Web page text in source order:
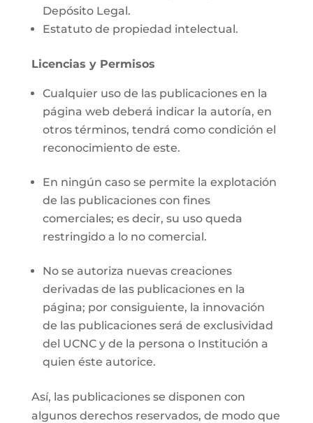
Depósito Legal.
Estatuto de propiedad intelectual.
Licencias y Permisos
Cualquier uso de las publicaciones en la
página web deberá indicar la autoría, en
otros términos, tendrá como condición el
reconocimiento de este.
En ningún caso se permite la explotación
de las publicaciones con fines
comerciales; es decir, su uso queda
restringido a lo no comercial.
No se autoriza nuevas creaciones
derivadas de las publicaciones en la
página; por consiguiente, la innovación
de las publicaciones será de exclusividad
del UCNC y de la persona o Institución a
quien éste autorice.
Así, las publicaciones se disponen con
algunos derechos reservados, de modo que